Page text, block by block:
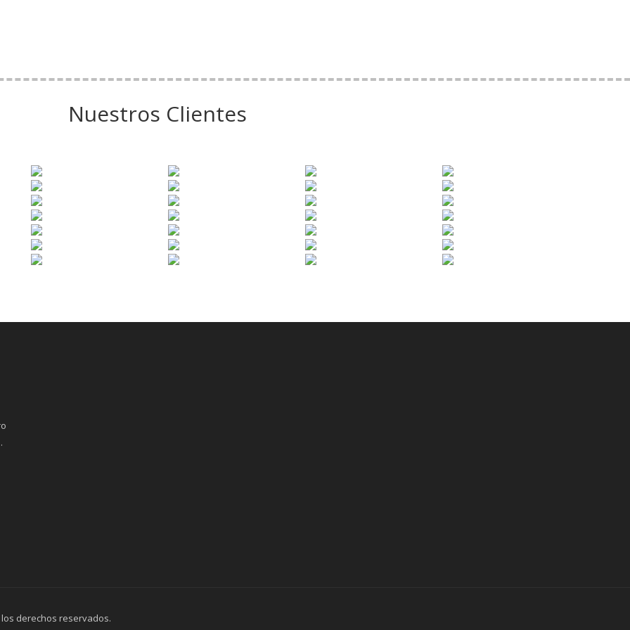
Nuestros Clientes
derechos reservados.